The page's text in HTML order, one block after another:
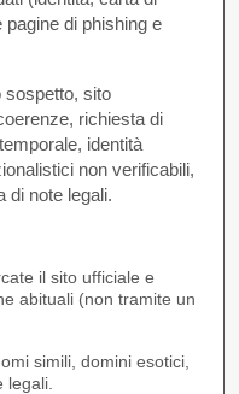
di phishing e
sito
richiesta di
identità
non verificabili,
di note legali.
il sito ufficiale e
abituali (non tramite un
simili, domini esotici,
legali.